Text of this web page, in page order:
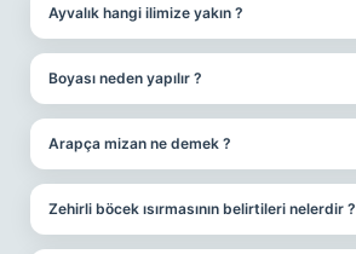
Ayvalık hangi ilimize yakın ?
Boyası neden yapılır ?
Arapça mizan ne demek ?
Zehirli böcek ısırmasının belirtileri nelerdir ?